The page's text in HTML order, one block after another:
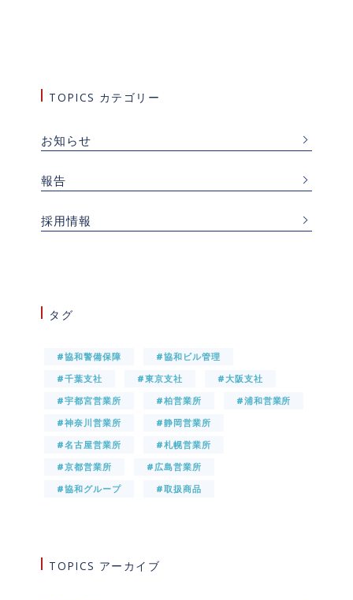
TOPICS カテゴリー
お知らせ
報告
採用情報
タグ
#協和警備保障
#協和ビル管理
#千葉支社
#東京支社
#大阪支社
#宇都宮営業所
#柏営業所
#浦和営業所
#神奈川営業所
#静岡営業所
#名古屋営業所
#札幌営業所
#京都営業所
#広島営業所
#協和グループ
#取扱商品
TOPICS アーカイブ